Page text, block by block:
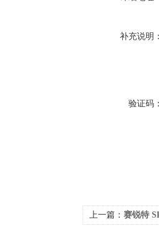
补充说明
验证码
上一篇： 赛锐特